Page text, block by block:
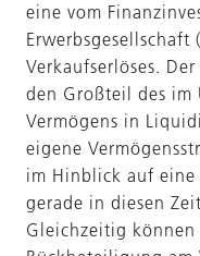
eine vom
Erwerbsgesellschaft
Verkaufserlöses.
den Großteil des im
Vermögens in
eigene
im Hinblick auf
gerade in diesen
Gleichzeitig